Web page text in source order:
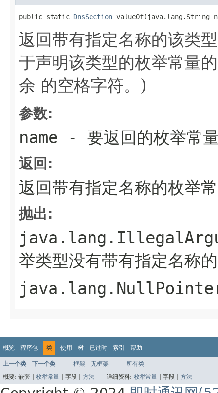
public static DnsSection valueOf(java.lang.String
返回带有指定名称的该类
于声明该类型的枚举常量
余 的空格字符。)
参数:
name - 要返回的枚举常
返回:
返回带有指定名称的枚举
抛出:
举类型没有带有指定名称
概览 程序包 类 使用 树 已过时 索引 帮助
上一个类 下一个类 框架 无框架
所有类
概要: 嵌套 | 枚举常量 字段 | 方法 详细资料: 枚举常量 字段 | 方法